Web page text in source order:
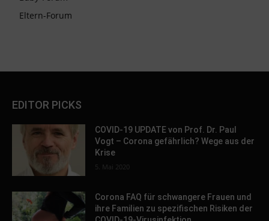
Eltern-Forum
EDITOR PICKS
COVID-19 UPDATE von Prof. Dr. Paul
Vogt – Corona gefährlich? Wege aus der
Krise
5. Mai 2020
Corona FAQ für schwangere Frauen und
ihre Familien zu spezifischen Risiken der